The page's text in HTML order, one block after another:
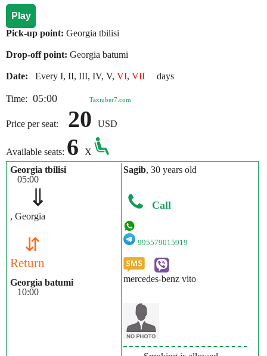
Play
Pick-up point: Georgia tbilisi
Drop-off point: Georgia batumi
Date: Every I, II, III, IV, V, VI, VII days
Time: 05:00 Taxiuber7.com
Price per seat: 20 USD
Available seats: 6
X
Georgia tbilisi
05:00
⇓
, Georgia
⇵
Return
Georgia batumi
10:00
Sagib, 30 years old
Call
995579015919
mercedes-benz vito